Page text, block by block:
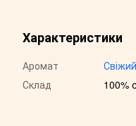
Характеристики
Аромат
Свіжий
Склад
100%